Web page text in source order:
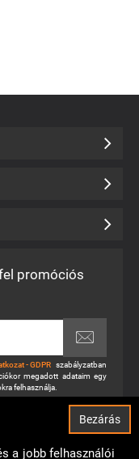
a jobb felhasználói
Bezárás
promóciós
- GDPR szabályzatban
megadott adataim egy
felhasználja.